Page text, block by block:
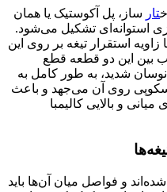
تار ساز، پل آکوستیک یا همان
استوانه‌ای تشکیل می‌شود.
زاویه استقرار تیغه بر روی این
بین این دو قطعه قطع
شدید، به طور کامل به
روی آن می‌جهد و باعث
و بالایی کالیمبا
و فواصل میان آن‌ها باید